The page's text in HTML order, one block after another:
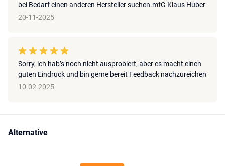
bei Bedarf einen anderen Hersteller suchen.mfG Klaus Huber
20-11-2025
Sorry, ich hab’s noch nicht ausprobiert, aber es macht einen
guten Eindruck und bin gerne bereit Feedback nachzureichen
10-02-2025
Alternative